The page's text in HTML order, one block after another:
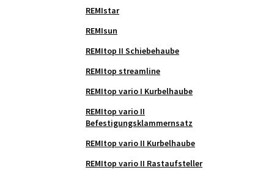
REMIstar
REMIsun
REMItop II Schiebehaube
REMItop streamline
REMItop vario I Kurbelhaube
REMItop vario II
Befestigungsklammernsatz
REMItop vario II Kurbelhaube
REMItop vario II Rastaufsteller